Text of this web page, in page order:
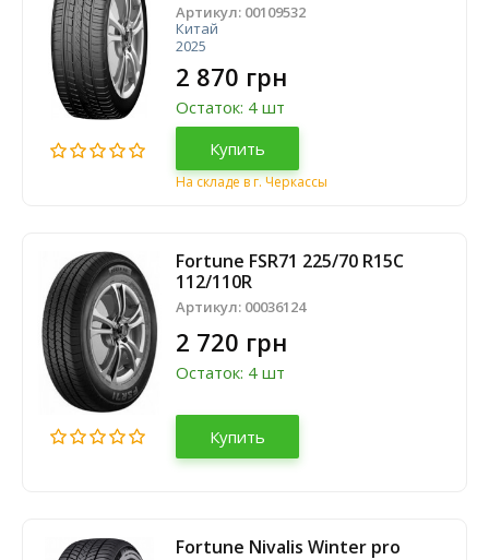
Артикул: 00109532
Китай
2025
2 870 грн
Остаток: 4 шт
Купить
На складе в г. Черкассы
Fortune FSR71 225/70 R15C
112/110R
Артикул: 00036124
2 720 грн
Остаток: 4 шт
Купить
Fortune Nivalis Winter pro